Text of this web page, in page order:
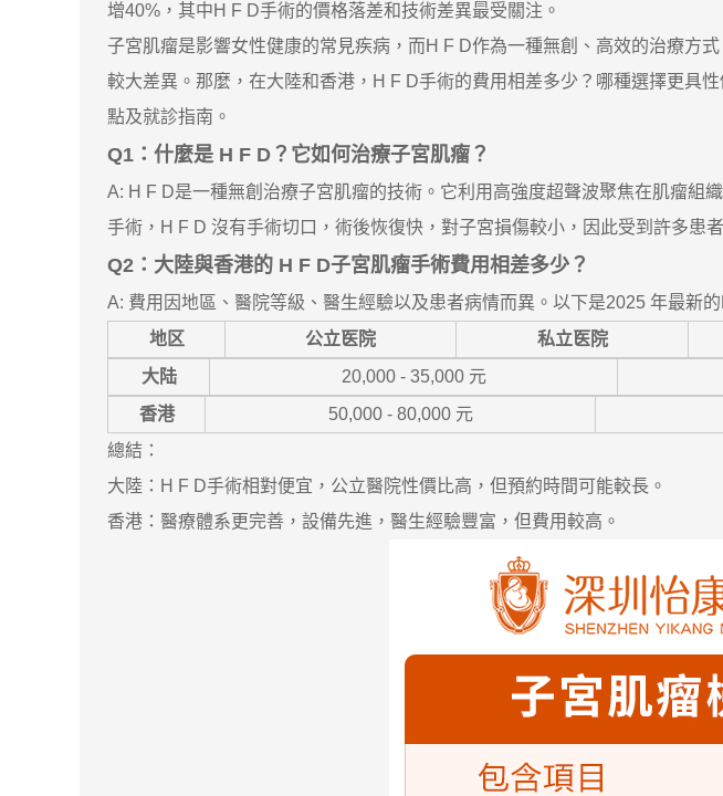
增40%，其中H F D手術的價格落差和技術差異最受關注。
子宮肌瘤是影響女性健康的常見疾病，而H F D作為一種無創、高效的治療方
較大差異。那麼，在大陸和香港，H F D手術的費用相差多少？哪種選擇更具
點及就診指南。
Q1：什麼是 H F D？它如何治療子宮肌瘤？
A: H F D是一種無創治療子宮肌瘤的技術。它利用高強度超聲波聚焦在肌瘤
手術，H F D 沒有手術切口，術後恢復快，對子宮損傷較小，因此受到許多患
Q2：大陸與香港的 H F D子宮肌瘤手術費用相差多少？
A: 費用因地區、醫院等級、醫生經驗以及患者病情而異。以下是2025 年最新
地区
公立医院 私立医院
大陆
20,000 - 35,000 元
香港
50,000 - 80,000 元
總結：
大陸：H F D手術相對便宜，公立醫院性價比高，但預約時間可能較長。
香港：醫療體系更完善，設備先進，醫生經驗豐富，但費用較高。